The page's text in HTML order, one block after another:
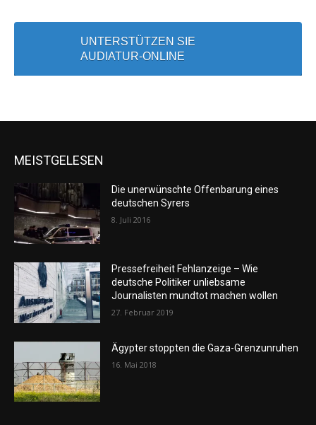
UNTERSTÜTZEN SIE
AUDIATUR-ONLINE
MEISTGELESEN
Die unerwünschte Offenbarung eines
deutschen Syrers
8. Juli 2016
Pressefreiheit Fehlanzeige – Wie
deutsche Politiker unliebsame
Journalisten mundtot machen wollen
27. Februar 2019
Ägypter stoppten die Gaza-Grenzunruhen
16. Mai 2018